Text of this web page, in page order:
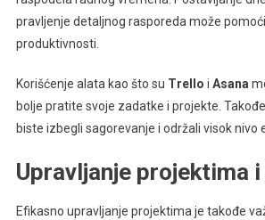
pravljenje detaljnog rasporeda može
produktivnosti.
Korišćenje alata kao što su Trello i Asana
bolje pratite svoje zadatke i projekte.
biste izbegli sagorevanje i održali visok nivo
Upravljanje projektima
Efikasno upravljanje projektima je takođe